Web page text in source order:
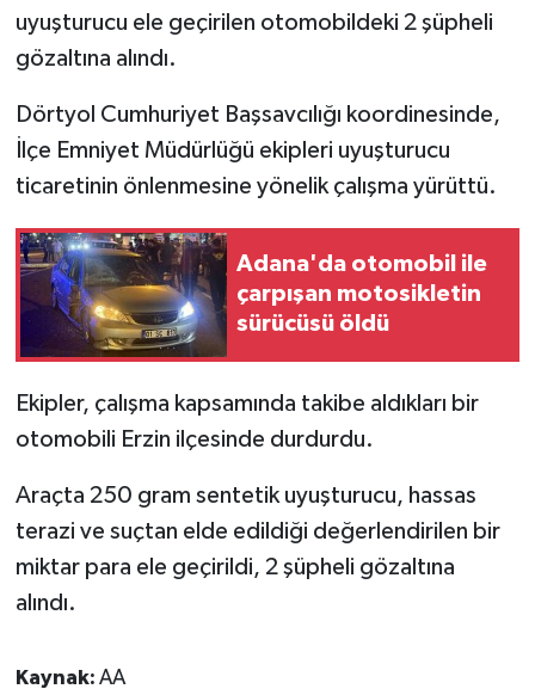
uyuşturucu ele geçirilen otomobildeki 2 şüpheli
gözaltına alındı.
Dörtyol Cumhuriyet Başsavcılığı koordinesinde,
İlçe Emniyet Müdürlüğü ekipleri uyuşturucu
ticaretinin önlenmesine yönelik çalışma yürüttü.
Adana'da otomobil ile
çarpışan motosikletin
sürücüsü öldü
Ekipler, çalışma kapsamında takibe aldıkları bir
otomobili Erzin ilçesinde durdurdu.
Araçta 250 gram sentetik uyuşturucu, hassas
terazi ve suçtan elde edildiği değerlendirilen bir
miktar para ele geçirildi, 2 şüpheli gözaltına
alındı.
Kaynak: AA